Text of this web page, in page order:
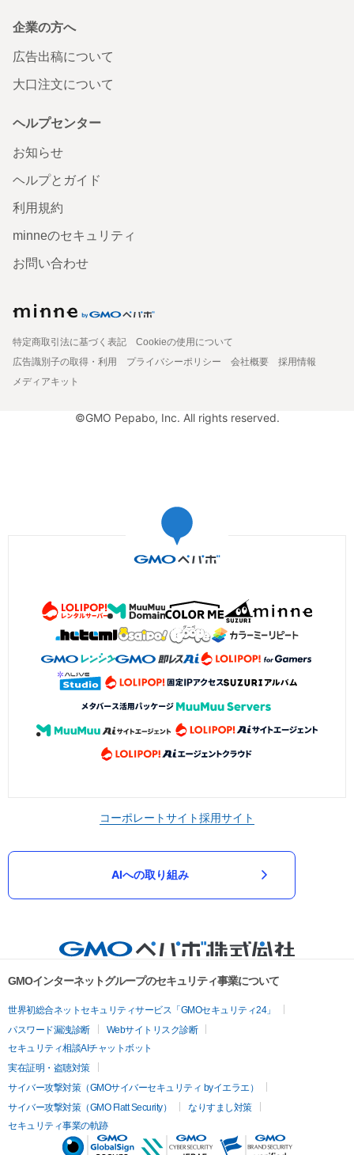
企業の方へ
広告出稿について
大口注文について
ヘルプセンター
お知らせ
ヘルプとガイド
利用規約
minneのセキュリティ
お問い合わせ
特定商取引法に基づく表記
Cookieの使用について
広告識別子の取得・利用
プライバシーポリシー 会社概要
採用情報
メディアキット
©GMO Pepabo, Inc. All rights reserved.
コーポレートサイト採用サイト
AIへの取り組み
GMOインターネットグループのセキュリティ事業について
世界初総合ネットセキュリティサービス「GMOセキュリティ24」
パスワード漏洩診断
Webサイトリスク診断
セキュリティ相談AIチャットボット
実在証明・盗聴対策
サイバー攻撃対策（GMOサイバーセキュリティ byイエラエ）
サイバー攻撃対策（GMO Flatt Security）
なりすまし対策
セキュリティ事業の軌跡